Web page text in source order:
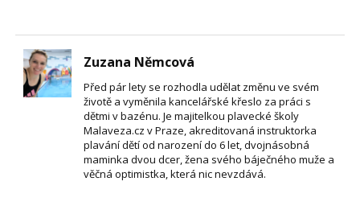
Zuzana Němcová
Před pár lety se rozhodla udělat změnu ve svém
životě a vyměnila kancelářské křeslo za práci s
dětmi v bazénu. Je majitelkou plavecké školy
Malaveza.cz v Praze, akreditovaná instruktorka
plavání dětí od narození do 6 let, dvojnásobná
maminka dvou dcer, žena svého báječného muže a
věčná optimistka, která nic nevzdává.